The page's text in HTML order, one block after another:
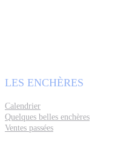
LES ENCHÈRES
Calendrier
Quelques belles enchères
Ventes passées